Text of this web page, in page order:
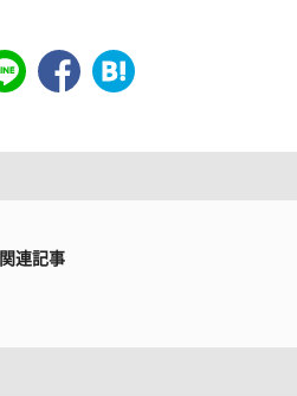
関連記事